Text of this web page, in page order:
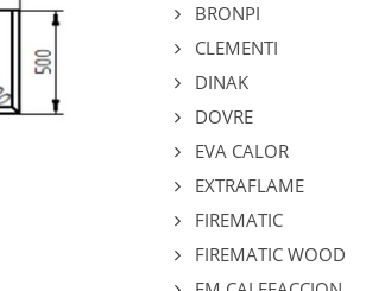
BRONPI
CLEMENTI
DINAK
DOVRE
EVA CALOR
EXTRAFLAME
FIREMATIC
FIREMATIC WOOD